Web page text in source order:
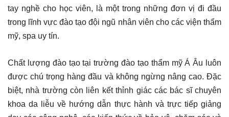
tay nghề cho học viên, là một trong những đơn vị đi đầu
trong lĩnh vực đào tạo đội ngũ nhân viên cho các viện thẩm
mỹ, spa uy tín.
Chất lượng đào tạo tại trường đào tạo thẩm mỹ Á Âu luôn
được chú trọng hàng đầu và không ngừng nâng cao. Đặc
biệt, nhà trường còn liên kết thỉnh giác các bác sĩ chuyên
khoa da liễu về hướng dẫn thực hành và trực tiếp giảng